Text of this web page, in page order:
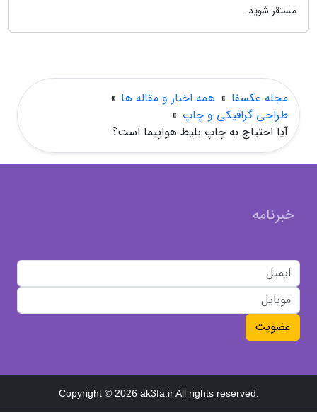
مستقر شوید.
مجله عکسفا » همه اخبار و مقاله ها »
طراحی گرافیکی و چاپ »
آیا احتیاج به چاپ بلیط هواپیما است؟
خبرنامه
عضویت
Copyright © 2026 ak3fa.ir All rights reserved.